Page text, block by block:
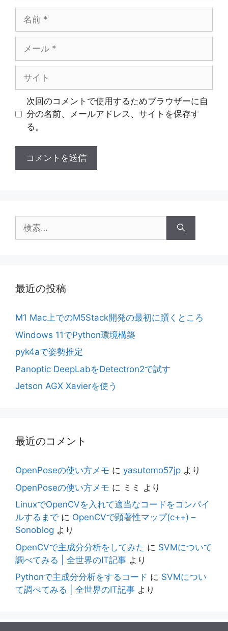
ル
次回のコメントで使用するためブラウザーに自
分の名前、メールアドレス、サイトを保存す
る。
索:
最近の投稿
M1 Mac上でのM5Stack開発の最初に躓くところ
Windows 11でPython環境構築
pyk4aで姿勢推定
Panoptic DeepLabをDetectron2で試す
Jetson AGX Xavierを使う
最近のコメント
OpenPoseの使い方メモ に yasutomo57jp より
OpenPoseの使い方メモ に ミミ より
LinuxでOpenCVを入れて適当なコードをコンパイ
ルするまで に OpenCVで顕著性マップ(c++) –
Sonoblog より
OpenCVで主成分分析をしてみた に SVMについて
調べてみる | 全世界のIT記事 より
Pythonで主成分分析をするコード に SVMについ
て調べてみる | 全世界のIT記事 より